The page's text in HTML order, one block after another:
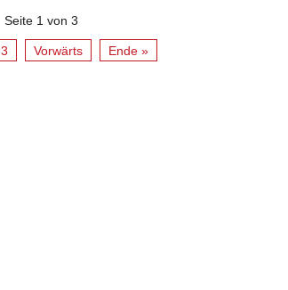
Seite 1 von 3
3 Vorwärts Ende »